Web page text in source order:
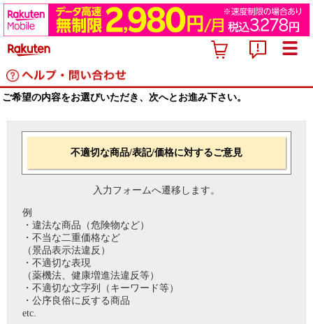
ご希望の内容をお選びいただき、次へとお進み下さい。
不適切な商品/表記/価格に対するご意見
入力フォームへ遷移します。
例
・違法な商品（危険物など）
・不当な二重価格など
（景品表示法違反）
・不適切な表現
（薬機法、健康増進法違反等）
・不適切な文字列（キーワード等）
・公序良俗に反する商品
etc.